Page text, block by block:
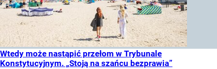
Wtedy może nastąpić przełom w Trybunale
Konstytucyjnym. „Stoją na szańcu bezprawia”